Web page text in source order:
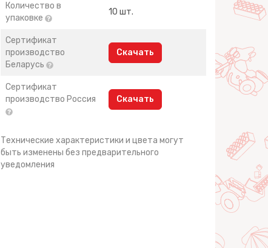
Количество в
упаковке
10 шт.
Сертификат
производство
Беларусь
Скачать
Сертификат
производство Россия
Скачать
Технические характеристики и цвета могут
быть изменены без предварительного
уведомления